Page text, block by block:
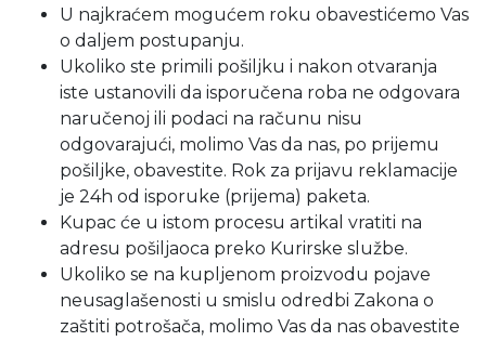
U najkraćem mogućem roku obavestićemo Vas
o daljem postupanju.
Ukoliko ste primili pošiljku i nakon otvaranja
iste ustanovili da isporučena roba ne odgovara
naručenoj ili podaci na računu nisu
odgovarajući, molimo Vas da nas, po prijemu
pošiljke, obavestite. Rok za prijavu reklamacije
je 24h od isporuke (prijema) paketa.
Kupac će u istom procesu artikal vratiti na
adresu pošiljaoca preko Kurirske službe.
Ukoliko se na kupljenom proizvodu pojave
neusaglašenosti u smislu odredbi Zakona o
zaštiti potrošača, molimo Vas da nas obavestite